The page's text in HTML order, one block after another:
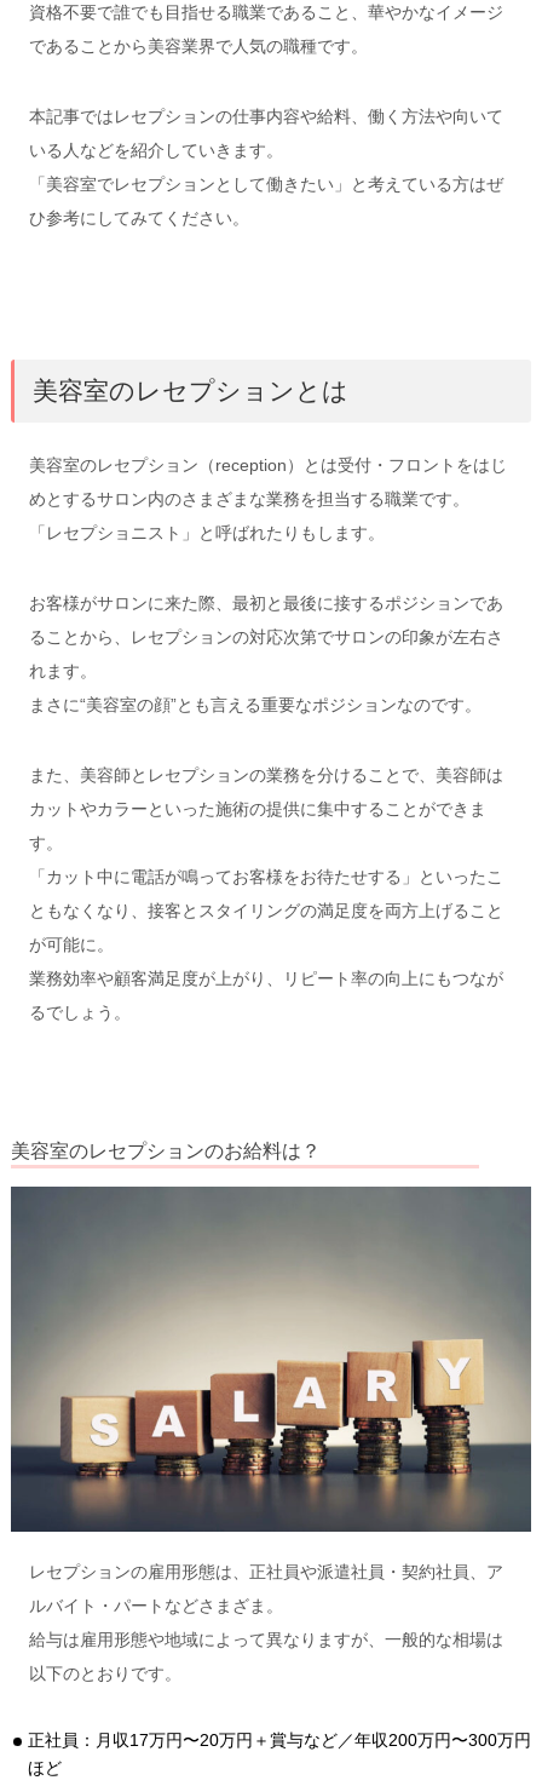
資格不要で誰でも目指せる職業であること、華やかなイメージ
であることから美容業界で人気の職種です。
本記事ではレセプションの仕事内容や給料、働く方法や向いて
いる人などを紹介していきます。
「美容室でレセプションとして働きたい」と考えている方はぜ
ひ参考にしてみてください。
美容室のレセプションとは
美容室のレセプション（reception）とは受付・フロントをはじ
めとするサロン内のさまざまな業務を担当する職業です。
「レセプショニスト」と呼ばれたりもします。
お客様がサロンに来た際、最初と最後に接するポジションであ
ることから、レセプションの対応次第でサロンの印象が左右さ
れます。
まさに“美容室の顔”とも言える重要なポジションなのです。
また、美容師とレセプションの業務を分けることで、美容師は
カットやカラーといった施術の提供に集中することができま
す。
「カット中に電話が鳴ってお客様をお待たせする」といったこ
ともなくなり、接客とスタイリングの満足度を両方上げること
が可能に。
業務効率や顧客満足度が上がり、リピート率の向上にもつなが
るでしょう。
美容室のレセプションのお給料は？
レセプションの雇用形態は、正社員や派遣社員・契約社員、ア
ルバイト・パートなどさまざま。
給与は雇用形態や地域によって異なりますが、一般的な相場は
以下のとおりです。
正社員：月収17万円〜20万円＋賞与など／年収200万円〜300万円
ほど